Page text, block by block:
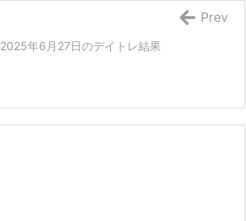
2025年6月27日のデイトレ結果
Prev